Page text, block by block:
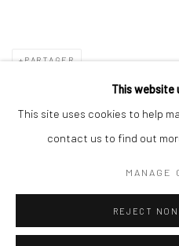
PARTAGER
This website
This site uses cookies to help
contact us to find out
MANAGE
REJECT